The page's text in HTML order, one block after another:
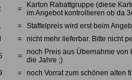
=
Karton Rabattgruppe (diese
im Angebot kontrollieren ob da
= Staffelpreis wird erst beim
= nicht mehr lieferbar. Bitte nicht
= noch Preis aus Übernahme von
die Jahre ;)
= noch Vorrat zum schönen alten